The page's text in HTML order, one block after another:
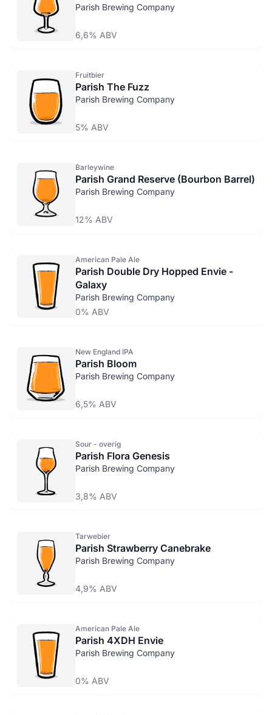
Parish Brewing Company
6,6% ABV
Fruitbier
Parish The Fuzz
Parish Brewing Company
5% ABV
Barleywine
Parish Grand Reserve (Bourbon Barrel)
Parish Brewing Company
12% ABV
American Pale Ale
Parish Double Dry Hopped Envie -
Galaxy
Parish Brewing Company
0% ABV
New England IPA
Parish Bloom
Parish Brewing Company
6,5% ABV
Sour - overig
Parish Flora Genesis
Parish Brewing Company
3,8% ABV
Tarwebier
Parish Strawberry Canebrake
Parish Brewing Company
4,9% ABV
American Pale Ale
Parish 4XDH Envie
Parish Brewing Company
0% ABV